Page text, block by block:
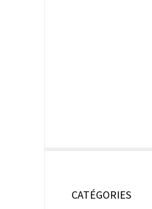
CATÉGORIES